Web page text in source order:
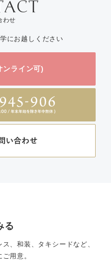
わせ
にお越しください
ンライン可)
る
、和装、タキシードなど、
用意。